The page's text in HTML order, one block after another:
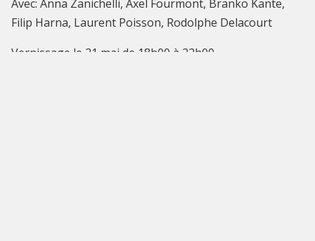
Avec: Anna Zanichelli, Axel Fourmont, Branko Kante,
Filip Harna, Laurent Poisson, Rodolphe Delacourt
Vernissage le 21 mai de 18h00 à 22h00